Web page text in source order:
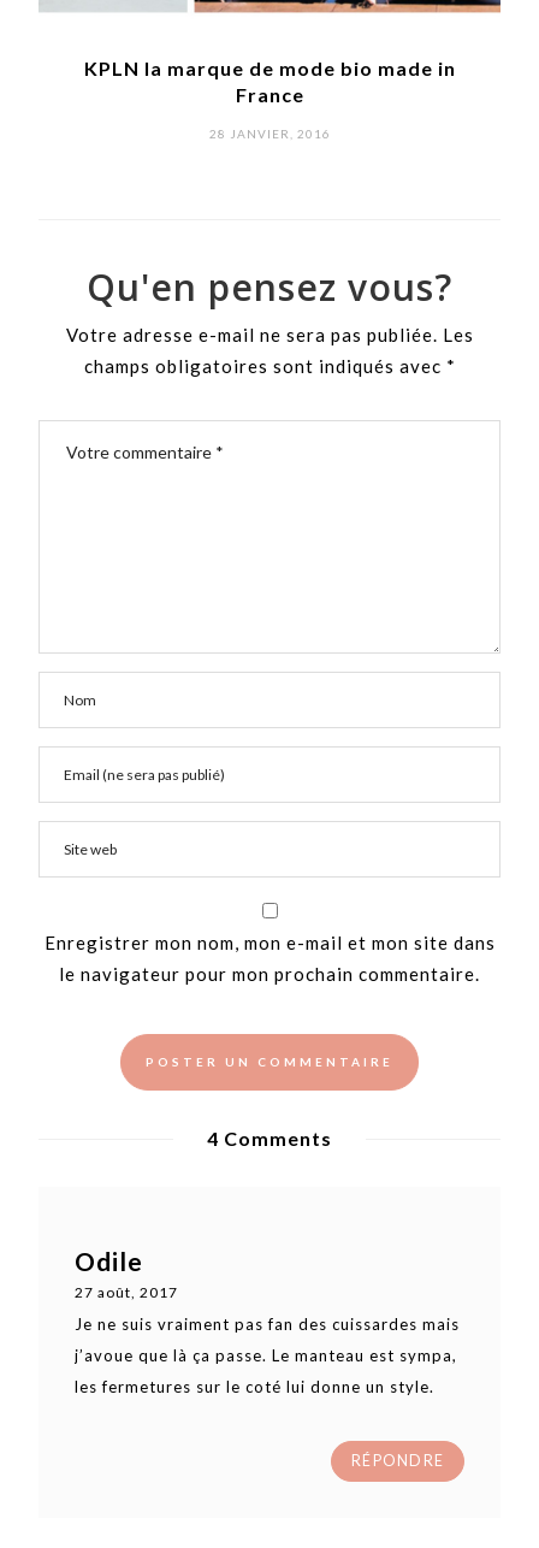
KPLN la marque de mode bio made in
France
POSTED
28 JANVIER, 2016
Qu'en pensez vous?
Votre adresse e-mail ne sera pas publiée. Les
champs obligatoires sont indiqués avec *
Enregistrer mon nom, mon e-mail et mon site dans
le navigateur pour mon prochain commentaire.
4 Comments
Odile
27 août, 2017
Je ne suis vraiment pas fan des cuissardes mais
j’avoue que là ça passe. Le manteau est sympa,
les fermetures sur le coté lui donne un style.
RÉPONDRE